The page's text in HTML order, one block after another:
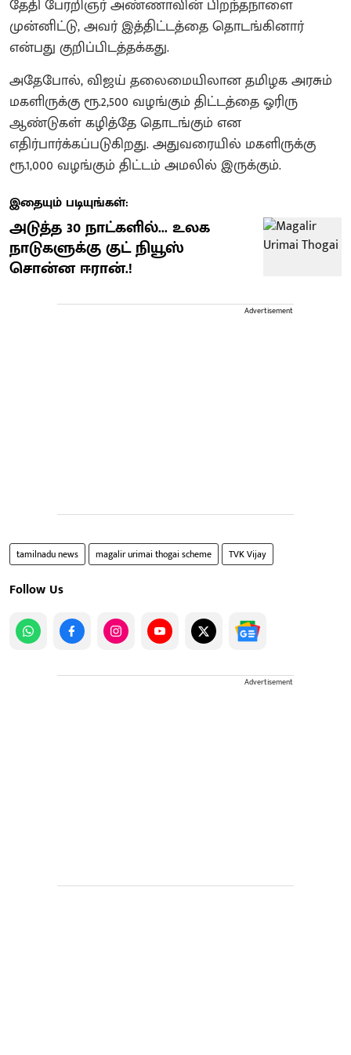
தேதி பேரறிஞர் அண்ணாவின் பிறந்தநாளை
முன்னிட்டு, அவர் இத்திட்டத்தை தொடங்கினார்
என்பது குறிப்பிடத்தக்கது.
அதேபோல், விஜய் தலைமையிலான தமிழக அரசும்
மகளிருக்கு ரூ.2,500 வழங்கும் திட்டத்தை ஓரிரு
ஆண்டுகள் கழித்தே தொடங்கும் என
எதிர்பார்க்கப்படுகிறது. அதுவரையில் மகளிருக்கு
ரூ.1,000 வழங்கும் திட்டம் அமலில் இருக்கும்.
இதையும் படியுங்கள்:
அடுத்த 30 நாட்களில்... உலக
நாடுகளுக்கு குட் நியூஸ்
சொன்ன ஈரான்.!
Advertisement
tamilnadu news magalir urimai thogai scheme TVK Vijay
Follow Us
Advertisement